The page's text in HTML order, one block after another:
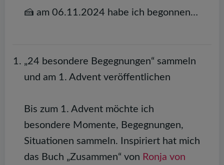
🍰 am 06.11.2024 habe ich begonnen…
„24 besondere Begegnungen“ sammeln
und am 1. Advent veröffentlichen
Bis zum 1. Advent möchte ich
besondere Momente, Begegnungen,
Situationen sammeln. Inspiriert hat mich
das Buch „Zusammen“ von Ronja von